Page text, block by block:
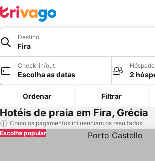
Destino
Fira
Check-in/out
Escolha as datas 2
Ordenar Filtrar
Hotéis de praia em Fira, Grécia
Como os pagamentos influenciam os resultados
Escolha popular